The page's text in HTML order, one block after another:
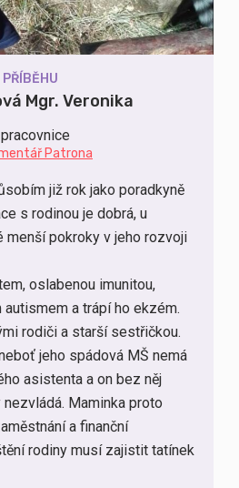
PŘÍBĚHU
Mgr. Veronika
Patrona
již rok jako poradkyně
s rodinou je dobrá, u
menší pokroky v jeho rozvoji
oslabenou imunitou,
a trápí ho ekzém.
rodiči a starší sestřičkou.
jeho spádová MŠ nemá
asistenta a on bez něj
Maminka proto
a finanční
rodiny musí zajistit tatínek